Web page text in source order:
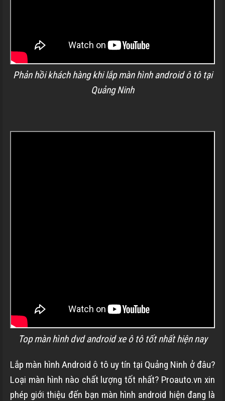
Phản hồi khách hàng khi lắp màn hình android ô tô tại
Quảng Ninh
Top màn hình dvd android xe ô tô tốt nhất hiện nay
Lắp màn hình Android ô tô uy tín tại Quảng Ninh ở đâu?
Loại màn hình nào chất lượng tốt nhất? Proauto.vn xin
phép giới thiệu đến bạn màn hình android hiện đang là